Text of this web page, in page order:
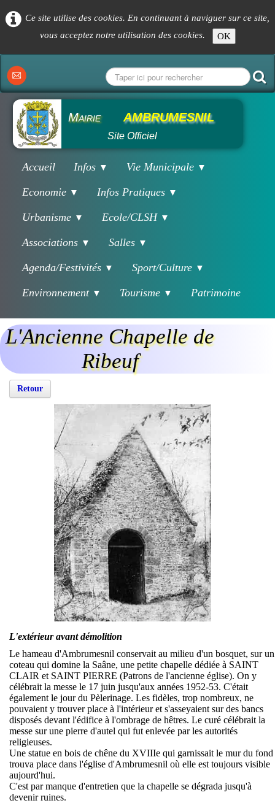
Ce site utilise des cookies. En continuant à naviguer sur ce site,
vous acceptez notre utilisation des cookies.
OK
Mairie AMBRUMESNIL
Site Officiel
Accueil Infos ▼ Vie Municipale ▼
Economie ▼ Infos Pratiques ▼
Urbanisme ▼ Ecole/CLSH ▼
Associations ▼ Salles ▼
Agenda/Festivités ▼ Sport/Culture ▼
Environnement ▼ Tourisme ▼ Patrimoine
L'Ancienne Chapelle de
Ribeuf
Retour
L'extérieur avant démolition
Le hameau d'Ambrumesnil conservait au milieu d'un bosquet, sur un
coteau qui domine la Saâne, une petite chapelle dédiée à SAINT
CLAIR et SAINT PIERRE (Patrons de l'ancienne église). On y
célébrait la messe le 17 juin jusqu'aux années 1952-53. C'était
également le jour du Pèlerinage. Les fidèles, trop nombreux, ne
pouvaient y trouver place à l'intérieur et s'asseyaient sur des bancs
disposés devant l'édifice à l'ombrage de hêtres. Le curé célébrait la
messe sur une pierre d'autel qui fut enlevée par les autorités
religieuses.
Une statue en bois de chêne du XVIIIe qui garnissait le mur du fond
trouva place dans l'église d'Ambrumesnil où elle est toujours visible
aujourd'hui.
C'est par manque d'entretien que la chapelle se dégrada jusqu'à
devenir ruines.